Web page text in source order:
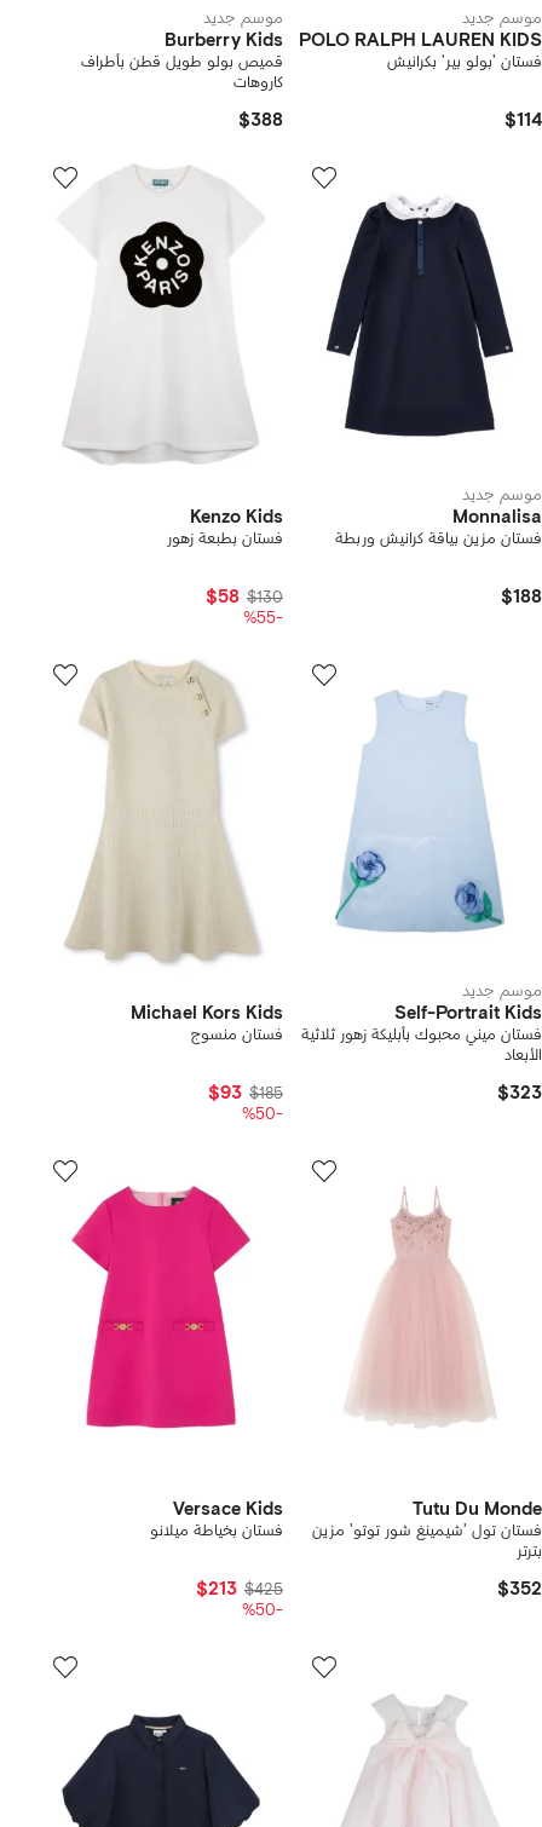
موسم جديد
POLO RALPH LAUREN KIDS
فستان 'بولو بير' بكرانيش
$114
موسم جديد
Burberry Kids
قميص بولو طويل قطن بأطراف
كاروهات
$388
موسم جديد
Monnalisa
فستان مزين بياقة كرانيش وربطة
$188
Kenzo Kids
فستان بطبعة زهور
$130
$58
-%55
موسم جديد
Self-Portrait Kids
فستان ميني محبوك بأبليكة زهور ثلاثية
الأبعاد
$323
Michael Kors Kids
فستان منسوج
$185
$93
-%50
Tutu Du Monde
فستان تول 'شيمينغ شور توتو' مزين
بترتر
$352
Versace Kids
فستان بخياطة ميلانو
$425
$213
-%50